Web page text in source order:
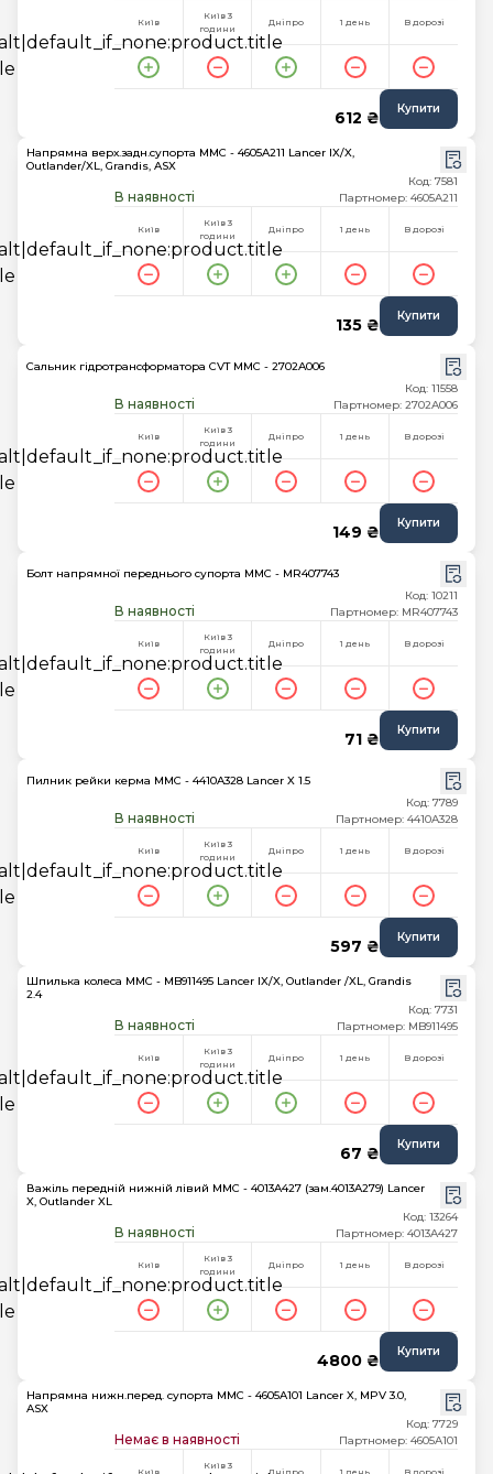
Київ
Київ 3
години
Дніпро 1 день В дорозі
612 ₴ Купити
Напрямна верх.задн.супорта MMC - 4605A211 Lancer IX/X,
Outlander/XL, Grandis, ASX
В наявності
Код: 7581
Партномер: 4605A211
Київ
Київ 3
години
Дніпро 1 день В дорозі
135 ₴ Купити
Сальник гідротрансформатора CVT MMC - 2702A006
В наявності
Код: 11558
Партномер: 2702A006
Київ
Київ 3
години
Дніпро 1 день В дорозі
149 ₴ Купити
Болт напрямної переднього супорта MMC - MR407743
В наявності
Код: 10211
Партномер: MR407743
Київ
Київ 3
години
Дніпро 1 день В дорозі
71 ₴ Купити
Пилник рейки керма MMC - 4410A328 Lancer X 1.5
В наявності
Код: 7789
Партномер: 4410A328
Київ
Київ 3
години
Дніпро 1 день В дорозі
597 ₴ Купити
Шпилька колеса MMC - MB911495 Lancer IX/X, Outlander /XL, Grandis
2.4
В наявності
Код: 7731
Партномер: MB911495
Київ
Київ 3
години
Дніпро 1 день В дорозі
67 ₴ Купити
Важіль передній нижній лівий MMC - 4013A427 (зам.4013A279) Lancer
X, Outlander XL
В наявності
Код: 13264
Партномер: 4013A427
Київ
Київ 3
години
Дніпро 1 день В дорозі
4800 ₴ Купити
Напрямна нижн.перед. супорта MMC - 4605A101 Lancer X, MPV 3.0,
ASX
Немає в наявності
Код: 7729
Партномер: 4605A101
Київ
Київ 3
Дніпро 1 день В дорозі